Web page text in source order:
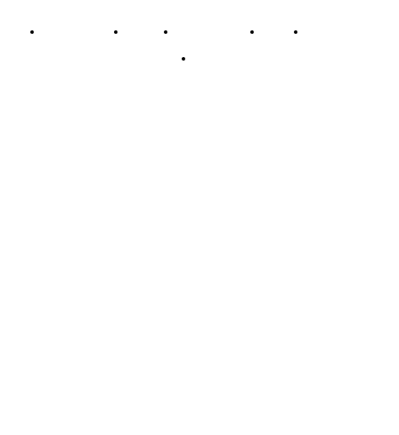
Profil Madu TV Redaksi Pedoman Siber Kontak